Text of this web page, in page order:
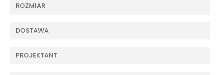
ROZMIAR
DOSTAWA
PROJEKTANT